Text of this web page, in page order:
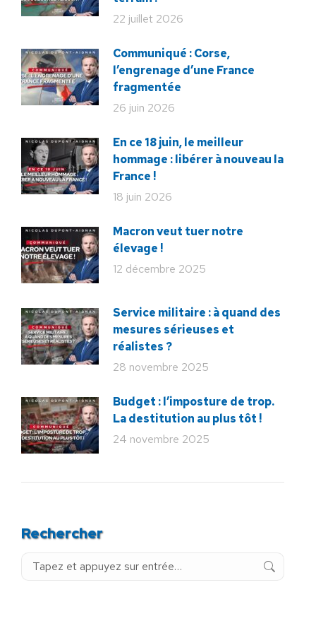
22 juillet 2026
Communiqué : Corse,
l’engrenage d’une France
fragmentée
26 juin 2026
En ce 18 juin, le meilleur
hommage : libérer à nouveau la
France !
18 juin 2026
Macron veut tuer notre
élevage !
12 décembre 2025
Service militaire : à quand des
mesures sérieuses et
réalistes ?
28 novembre 2025
Budget : l’imposture de trop.
La destitution au plus tôt !
24 novembre 2025
Rechercher
Recherche